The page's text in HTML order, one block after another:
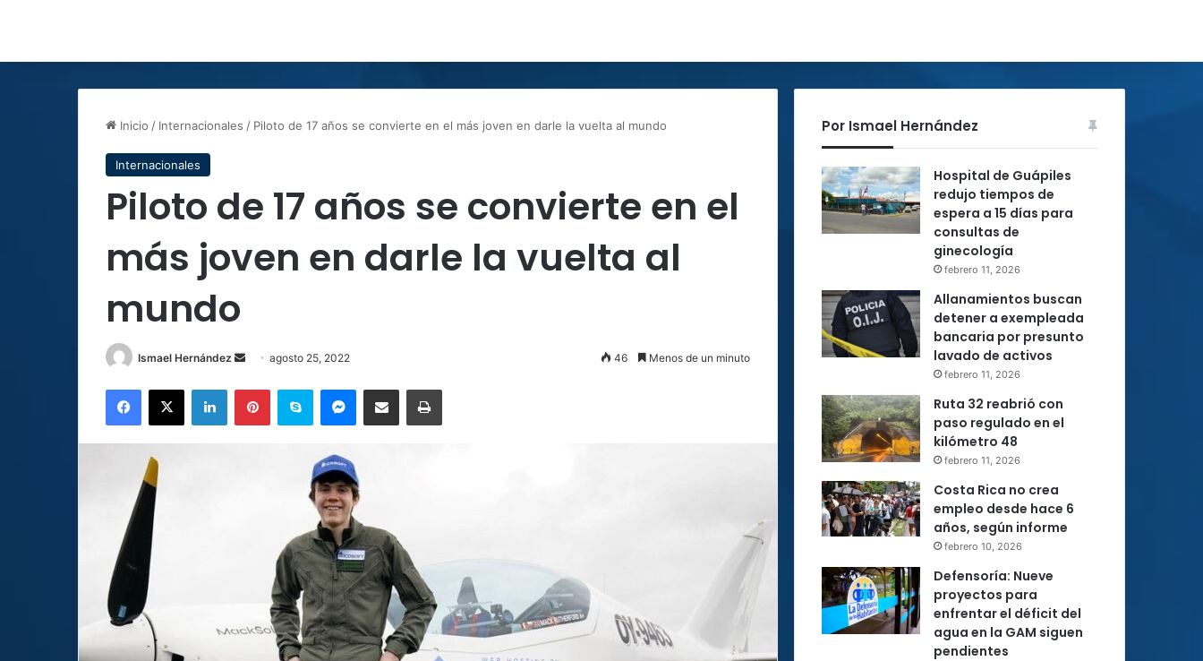
Inicio / Internacionales / Piloto de 17 años se convierte en el más joven en darle la vuelta al mundo
Internacionales
Piloto de 17 años se convierte en el
más joven en darle la vuelta al
mundo
Ismael Hernández
Send
email
agosto 25, 2022 46 Menos de un minuto
Facebook
X LinkedInPinterestSkype MessengerCompartir por correo electrónicoImprimir
Por Ismael Hernández
Hospital de Guápiles
redujo tiempos de
espera a 15 días para
consultas de
ginecología
febrero 11, 2026
Allanamientos buscan
detener a exempleada
bancaria por presunto
lavado de activos
febrero 11, 2026
Ruta 32 reabrió con
paso regulado en el
kilómetro 48
febrero 11, 2026
Costa Rica no crea
empleo desde hace 6
años, según informe
febrero 10, 2026
Defensoría: Nueve
proyectos para
enfrentar el déficit del
agua en la GAM siguen
pendientes